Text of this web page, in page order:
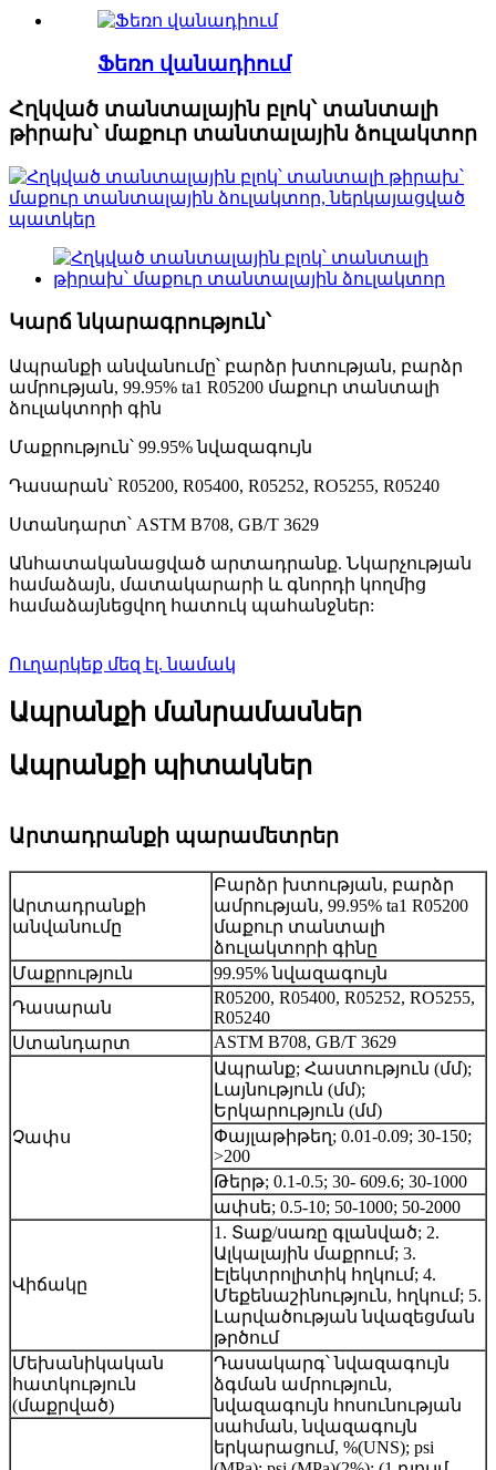
Ֆեռո վանադիում
Հղկված տանտալային բլոկ՝ տանտալի
թիրախ՝ մաքուր տանտալային ձուլակտոր
Կարճ նկարագրություն՝
Ապրանքի անվանումը՝ բարձր խտության, բարձր
ամրության, 99.95% ta1 R05200 մաքուր տանտալի
ձուլակտորի գին
Մաքրություն՝ 99.95% նվազագույն
Դասարան՝ R05200, R05400, R05252, RO5255, R05240
Ստանդարտ՝ ASTM B708, GB/T 3629
Անհատականացված արտադրանք. Նկարչության
համաձայն, մատակարարի և գնորդի կողմից
համաձայնեցվող հատուկ պահանջներ:
Ուղարկեք մեզ էլ. նամակ
Ապրանքի մանրամասներ
Ապրանքի պիտակներ
Արտադրանքի պարամետրեր
Արտադրանքի
անվանումը
Բարձր խտության, բարձր
ամրության, 99.95% ta1 R05200
մաքուր տանտալի
ձուլակտորի գինը
Մաքրություն
99.95% նվազագույն
Դասարան
R05200, R05400, R05252, RO5255,
R05240
Ստանդարտ
ASTM B708, GB/T 3629
Չափս
Ապրանք; Հաստություն (մմ);
Լայնություն (մմ);
Երկարություն (մմ)
Փայլաթիթեղ; 0.01-0.09; 30-150;
>200
Թերթ; 0.1-0.5; 30- 609.6; 30-1000
ափսե; 0.5-10; 50-1000; 50-2000
Վիճակը
1. Տաք/սառը գլանված; 2.
Ալկալային մաքրում; 3.
Էլեկտրոլիտիկ հղկում; 4.
Մեքենաշինություն, հղկում; 5.
Լարվածության նվազեցման
թրծում
Մեխանիկական
հատկություն
(մաքրված)
Դասակարգ՝ նվազագույն
ձգման ամրություն,
նվազագույն հոսունության
սահման, նվազագույն
երկարացում, %(UNS); psi